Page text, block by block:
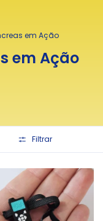
em Ação
em Ação
Filtrar